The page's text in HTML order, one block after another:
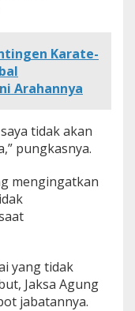
Karate-
Arahannya
tidak akan
pungkasnya.
mengingatkan
yang tidak
Jaksa Agung
jabatannya.